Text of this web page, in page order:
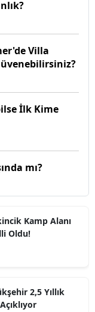
Villa
İlk Kime
mı?
Kamp Alanı
Oldu!
2,5 Yıllık